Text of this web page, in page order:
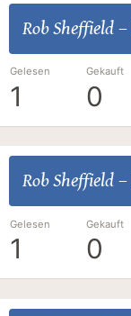
Rob Sheffield–
Gelesen
1
Gekauft
0
Rob Sheffield–
Gelesen
1
Gekauft
0